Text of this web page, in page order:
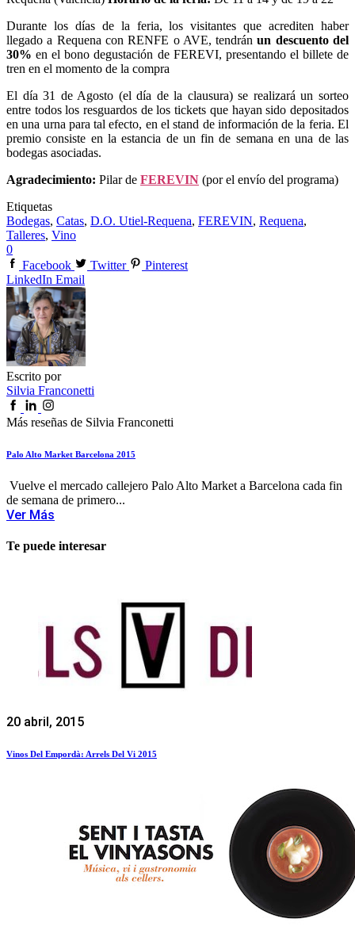
Durante los días de la feria, los visitantes que acrediten haber
llegado a Requena con RENFE o AVE, tendránun descuento del
30% en el bono degustación de FEREVI, presentando el billete de
tren en el momento de la compra
El día 31 de Agosto (el día de la clausura) se realizará un sorteo
entre todos los resguardos de los tickets que hayan sido depositados
en una urna para tal efecto, en el stand de información de la feria. El
premio consiste en la estancia de un fin de semana en una de las
bodegas asociadas.
Agradecimiento: Pilar de FEREVIN (por el envío del programa)
Etiquetas
Bodegas, Catas, D.O. Utiel-Requena, FEREVIN, Requena,
Talleres, Vino
0
Facebook
Twitter
Pinterest
LinkedIn Email
Escrito por
Silvia Franconetti
Más reseñas de Silvia Franconetti
Palo Alto Market Barcelona 2015
Vuelve el mercado callejero Palo Alto Market a Barcelona cada fin
de semana de primero...
Ver Más
Te puede interesar
20 abril, 2015
Vinos Del Empordà: Arrels Del Vi 2015